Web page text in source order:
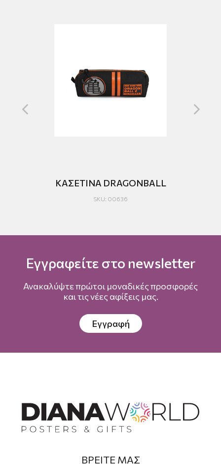
ΚΑΣΕΤΙΝΑ DRAGONBALL
SKU: 00636
Εγγραφείτε στο newsletter
Ανακαλύψτε πρώτοι μοναδικές προσφορές
και τις νέες αφίξεις μας.
Εγγραφή
ΒΡΕΙΤΕ ΜΑΣ